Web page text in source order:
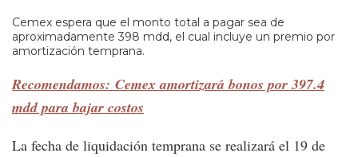
Cemex espera que el monto total a pagar sea de
aproximadamente 398 mdd, el cual incluye un premio por
amortización temprana.
Recomendamos: Cemex amortizará bonos por 397.4
mdd para bajar costos
La fecha de liquidación temprana se realizará el 19 de